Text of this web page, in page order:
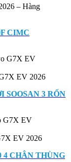
– Hàng
CIMC
EV 2026
3 RỐN
EV 2026
4 CHÂN THÙNG